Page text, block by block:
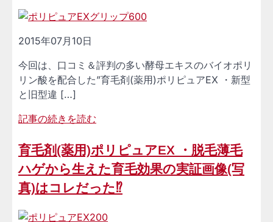
2015年07月10日
今回は、口コミ＆評判の多い酵母エキスのバイオポリ
リン酸を配合した”育毛剤(薬用)ポリピュアEX ・新型
と旧型違 […]
記事の続きを読む
育毛剤(薬用)ポリピュアEX ・脱毛薄毛
ハゲから生えた育毛効果の実証画像(写
真)はコレだった⁉